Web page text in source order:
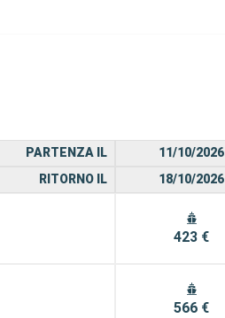
PARTENZA IL
RITORNO IL
11/10/2026
18/10/2026
423 €
566 €